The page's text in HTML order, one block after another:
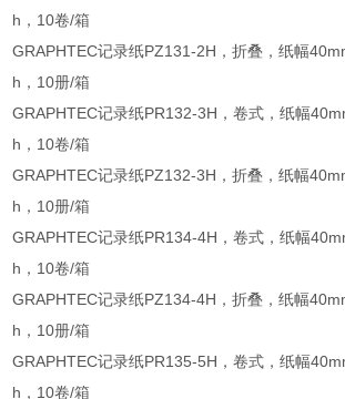
h，10卷/箱
GRAPHTEC记录纸PZ131-2H，折叠，纸幅
h，10册/箱
GRAPHTEC记录纸PR132-3H，卷式，纸幅
h，10卷/箱
GRAPHTEC记录纸PZ132-3H，折叠，纸幅
h，10册/箱
GRAPHTEC记录纸PR134-4H，卷式，纸幅
h，10卷/箱
GRAPHTEC记录纸PZ134-4H，折叠，纸幅
h，10册/箱
GRAPHTEC记录纸PR135-5H，卷式，纸幅
h，10卷/箱